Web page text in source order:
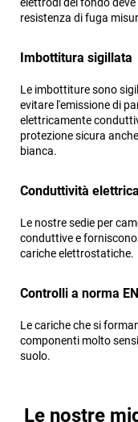
resistenza di fuga
Imbottitura sigillata
Le imbottiture sono
evitare l'emissione di
elettricamente
protezione sicura
bianca.
Conduttività elettrica
Le nostre sedie per
conduttive e
cariche elettrostatiche.
Controlli a norma
Le cariche che si
componenti molto
suolo.
Le nostre